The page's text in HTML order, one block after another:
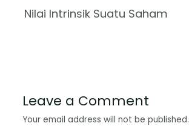
Nilai Intrinsik Suatu Saham
Leave a Comment
Your email address will not be published.